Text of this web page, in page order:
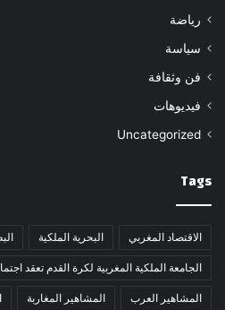
رياضة
سياسة
فن وثقافة
فيديوهات
Uncategorized
Tags
الاقتصاد المغربي البحرية الملكية
الجامعة الملكية المغربية لكرة القدم تعقد
المشاهير العرب المشاهير المغاربة